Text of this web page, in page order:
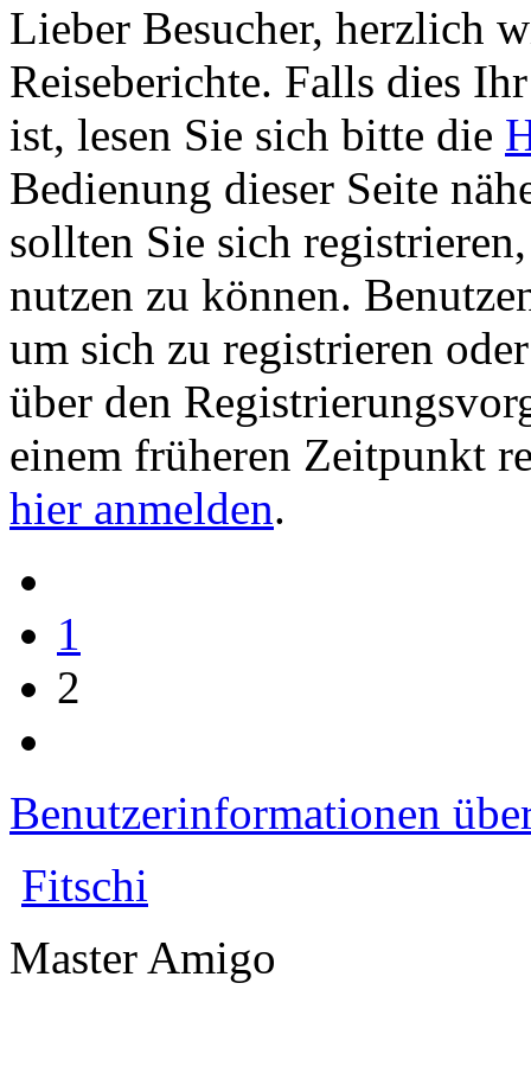
Lieber Besucher, herzlich
Reiseberichte. Falls dies
ist, lesen Sie sich bitte die
Bedienung dieser Seite
sollten Sie sich
nutzen zu können.
um sich zu registrieren
über den
einem früheren Zeitpunkt
hier anmelden.
1
2
Benutzerinformationen
Fitschi
Master Amigo